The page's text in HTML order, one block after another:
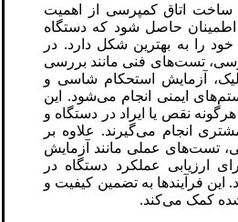
ساخت اتاق کمپرسی از اهمیت
اطمینان حاصل شود که دستگاه
خود را به بهترین شکل دارد. در
تست‌های فنی مانند بررسی
آزمایش استحکام شاسی و
ایمنی انجام می‌شود. این
نقص یا ایراد در دستگاه و
انجام می‌گیرند. علاوه بر
تست‌های عملی مانند آزمایش
ارزیابی عملکرد دستگاه در
فرآیندها به تضمین کیفیت و
کمک می‌کند.